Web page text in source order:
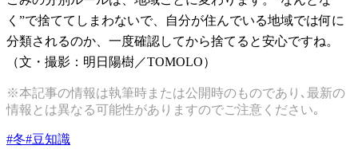
く”で捨ててしまわないで、自分が住んでいる地域では何に
分類されるのか、一度確認してから捨てると安心ですね。
（文・撮影：明日陽樹／TOMOLO）
※本記事の情報は執筆時または公開時のものであり､最新の
情報とは異なる可能性がありますのでご注意ください｡
#冬#豆知識